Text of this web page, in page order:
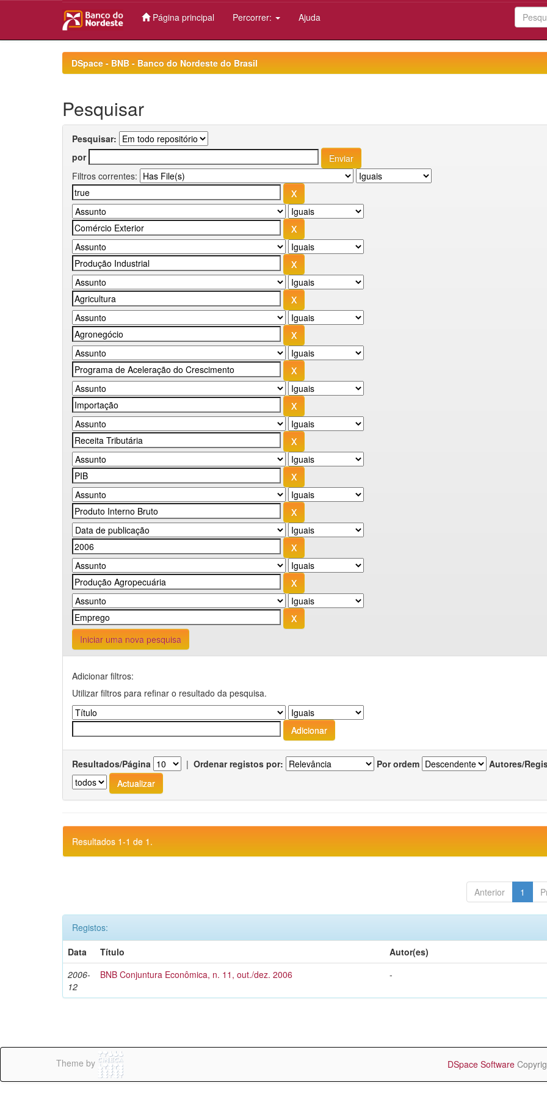
Página principal Percorrer: Ajuda
DSpace - BNB - Banco do Nordeste do Brasil
Pesquisar
Pesquisar:
por
Filtros correntes:
Iniciar uma nova pesquisa
Adicionar filtros:
Utilizar filtros para refinar o resultado da pesquisa.
Resultados/Página | Ordenar registos por: Por ordem Autores/
Resultados 1-1 de 1.
Anterior 1
Registos:
Data
Título
Autor(es)
2006-
12
BNB Conjuntura Econômica, n. 11, out./dez. 2006 -
Theme by DSpace Software